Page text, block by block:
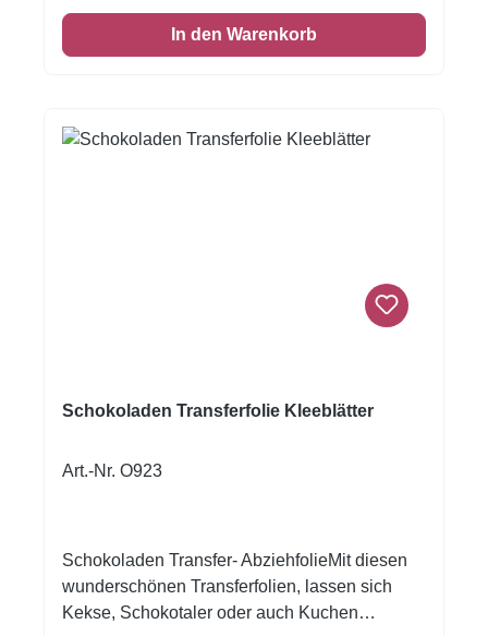
einer Aufstreichmatte und lassen Sie diese fest
werden. Folie zum Schluss vorsichtig
In den Warenkorb
Schokoladen Transferfolie Kleeblätter
Art.-Nr. O923
Schokoladen Transfer- AbziehfolieMit diesen
wunderschönen Transferfolien, lassen sich
Kekse, Schokotaler oder auch Kuchen